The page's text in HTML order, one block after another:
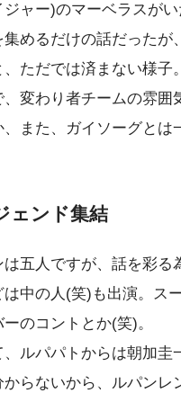
ジャー)のマーベラスが
集めるだけの話だった
、ただでは済まない様
、変わり者チームの雰囲
、また、ガイソーグとは
ェンド集結
は五人ですが、話を彩る
は中の人(笑)も出演。ス
ーのコントとか(笑)。
、ルパパトからは朝加
からないから、ルパン